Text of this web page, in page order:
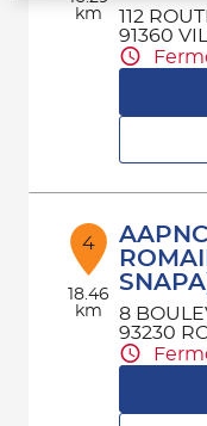
km
112
91360
4
18.46
km
8
93230